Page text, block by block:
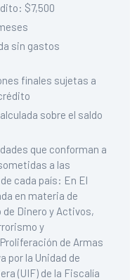
$7,500
sin gastos
finales sujetas a
sobre el saldo
que conforman a
a las
cada país: En El
en materia de
de Dinero y Activos,
y
de Armas
por la Unidad de
(UIF) de la Fiscalía